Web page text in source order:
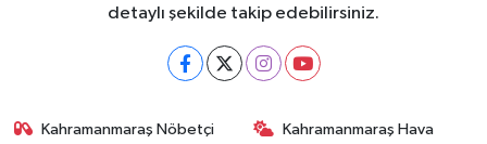
detaylı şekilde takip edebilirsiniz.
Kahramanmaraş Nöbetçi
Kahramanmaraş Hava